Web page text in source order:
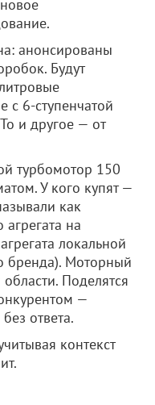
анонсированы
Будут
с 6-ступенчатой
и другое — от
турбомотор 150
У кого купят —
как
на
локальной
бренда). Моторный
Поделятся
—
ответа.
контекст